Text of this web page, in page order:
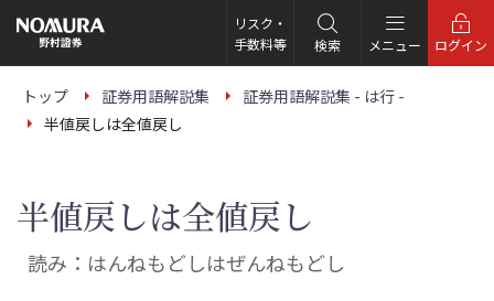
の
ー
リスク・
手数料等
検索 メニュー ログイン
トップ 証券用語解説集
証券用語解説集 - は行 -
半値戻しは全値戻し
半値戻しは全値戻し
読み：はんねもどしはぜんねもどし